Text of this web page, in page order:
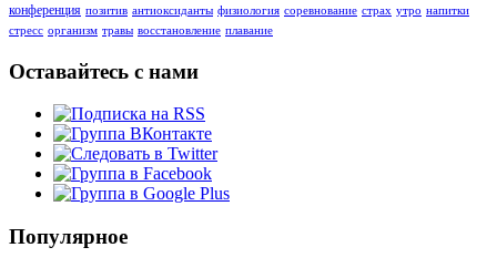
конференция позитив антиоксиданты физиология соревнование страх утро напитки
стресс организм травы восстановление плавание
Оставайтесь с нами
Популярное